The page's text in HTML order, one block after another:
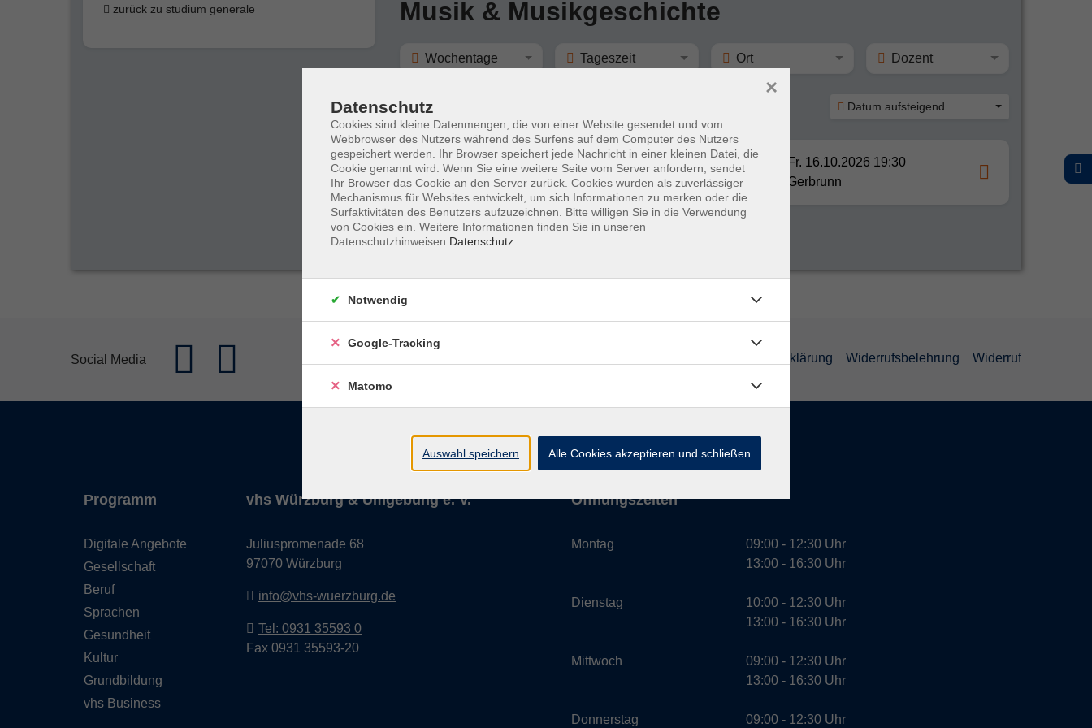
zurück zu studium generale Musik & Musikgeschichte
Wochentage Tageszeit Ort Dozent
nur buchbare Datum aufsteigend
Operneinführung:
Giuseppe Verdi: Nabucco
Fr. 16.10.2026 19:30
Gerbrunn
Social Media Barrierefreiheitserklärung Widerrufsbelehrung Widerruf
Programm
Digitale Angebote
Gesellschaft
Beruf
Sprachen
Gesundheit
Kultur
Grundbildung
vhs Business
vhs Würzburg & Umgebung e. V.
Juliuspromenade 68
97070 Würzburg
info@vhs-wuerzburg.de
Tel: 0931 35593 0
Fax 0931 35593-20
Öffnungszeiten
Montag
Dienstag
Mittwoch
Donnerstag
09:00 - 12:30 Uhr
13:00 - 16:30 Uhr
10:00 - 12:30 Uhr
13:00 - 16:30 Uhr
09:00 - 12:30 Uhr
13:00 - 16:30 Uhr
09:00 - 12:30 Uhr
Datenschutz
Cookies sind kleine Datenmengen, die von einer Website gesendet und vom
Webbrowser des Nutzers während des Surfens auf dem Computer des Nutzers
gespeichert werden. Ihr Browser speichert jede Nachricht in einer kleinen Datei, die
Cookie genannt wird. Wenn Sie eine weitere Seite vom Server anfordern, sendet
Ihr Browser das Cookie an den Server zurück. Cookies wurden als zuverlässiger
Mechanismus für Websites entwickelt, um sich Informationen zu merken oder die
Surfaktivitäten des Benutzers aufzuzeichnen. Bitte willigen Sie in die Verwendung
von Cookies ein. Weitere Informationen finden Sie in unseren
Datenschutzhinweisen. Datenschutz
×
Notwendig
Google-Tracking
Matomo
Auswahl speichern Alle Cookies akzeptieren und schließen